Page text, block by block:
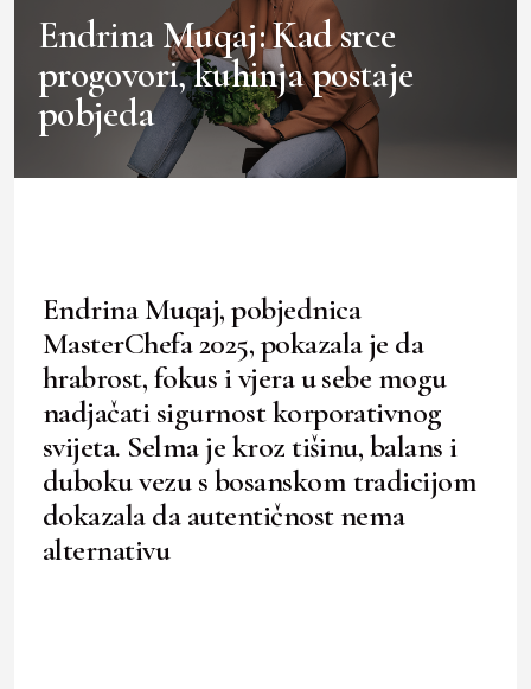
Endrina Muqaj: Kad srce
progovori, kuhinja postaje
pobjeda
Endrina Muqaj, pobjednica
MasterChefa 2025, pokazala je da
hrabrost, fokus i vjera u sebe mogu
nadjačati sigurnost korporativnog
svijeta. Selma je kroz tišinu, balans i
duboku vezu s bosanskom tradicijom
dokazala da autentičnost nema
alternativu